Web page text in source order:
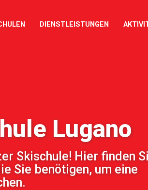
DIENSTLEISTUNGEN
Lugano
Skischule! Hier finden
Sie benötigen, um eine